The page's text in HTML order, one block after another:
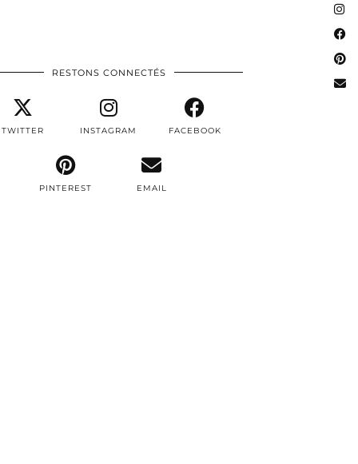
RESTONS CONNECTÉS
TWITTER INSTAGRAM FACEBOOK
PINTEREST EMAIL